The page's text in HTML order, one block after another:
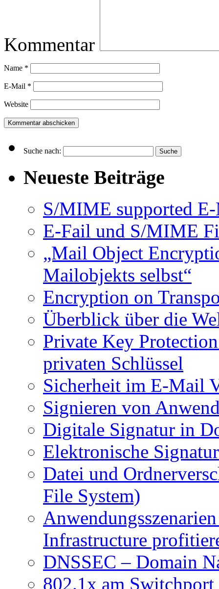
Kommentar
Name *
E-Mail *
Website
Suche nach:
Neueste Beiträge
S/MIME supported
E-Fail und S/MIME
„Mail Object
Mailobjekts selbst“
Encryption on
Überblick über die
Private Key
privaten Schlüssel
Sicherheit im E-Mail
Signieren von
Digitale Signatur in
Elektronische
Datei und
File System)
Infrastructure
DNSSEC – Domain
802.1x am